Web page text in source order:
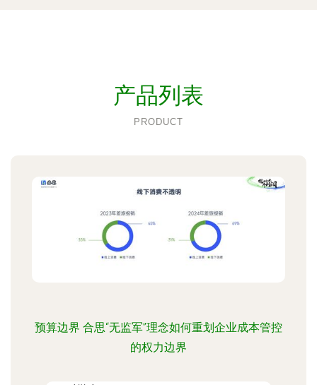
产品列表
PRODUCT
预算边界 合思“无监军”理念如何重划企业成本管控
的权力边界